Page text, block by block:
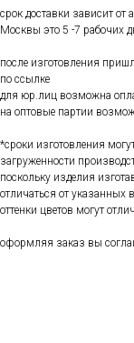
срок доставки зависит
Москвы это 5 -7 рабочих
после изготовления
по ссылке
для юр.лиц возможна
на оптовые партии
*сроки изготовления
загруженности
поскольку изделия
отличаться от
оттенки цветов могут
оформляя заказ вы